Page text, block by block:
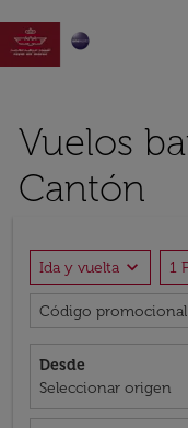

Vuelos
Cantón
Ida y vuelta expand_more 1
Código promocional
Desde
Seleccionar origen